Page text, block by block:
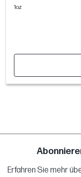
1oz
Erfahren Sie mehr